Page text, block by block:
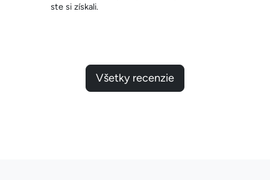
ste si získali.
Všetky recenzie